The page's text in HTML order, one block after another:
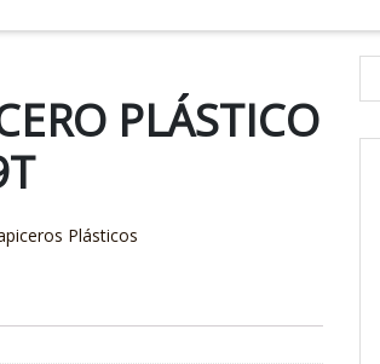
PLÁSTICO
Plásticos